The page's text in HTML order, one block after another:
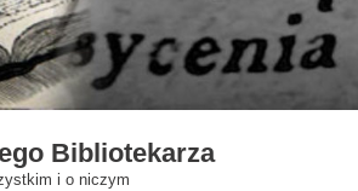
Bibliotekarza
i o niczym